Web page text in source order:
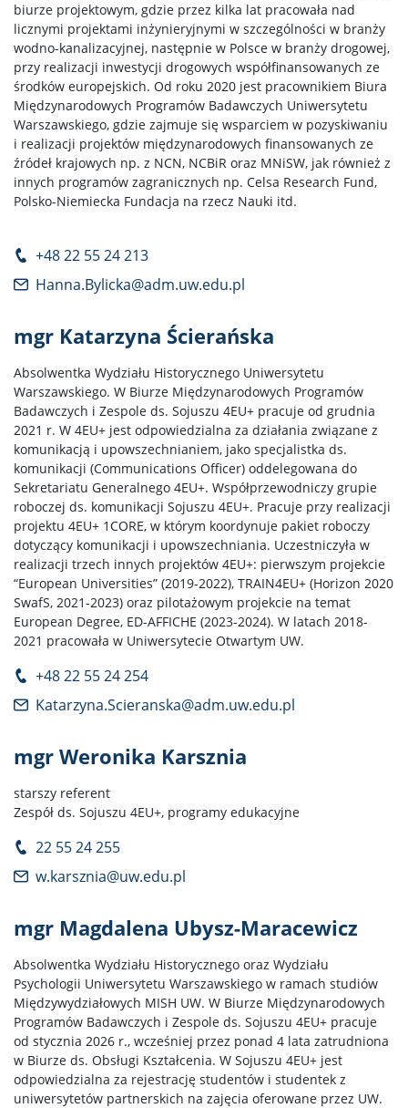
biurze projektowym, gdzie przez kilka lat pracowała nad
licznymi projektami inżynieryjnymi w szczególności w branży
wodno-kanalizacyjnej, następnie w Polsce w branży drogowej,
przy realizacji inwestycji drogowych współfinansowanych ze
środków europejskich. Od roku 2020 jest pracownikiem Biura
Międzynarodowych Programów Badawczych Uniwersytetu
Warszawskiego, gdzie zajmuje się wsparciem w pozyskiwaniu
i realizacji projektów międzynarodowych finansowanych ze
źródeł krajowych np. z NCN, NCBiR oraz MNiSW, jak również z
innych programów zagranicznych np. Celsa Research Fund,
Polsko-Niemiecka Fundacja na rzecz Nauki itd.
+48 22 55 24 213
Hanna.Bylicka@adm.uw.edu.pl
mgr Katarzyna Ścierańska
Absolwentka Wydziału Historycznego Uniwersytetu
Warszawskiego. W Biurze Międzynarodowych Programów
Badawczych i Zespole ds. Sojuszu 4EU+ pracuje od grudnia
2021 r. W 4EU+ jest odpowiedzialna za działania związane z
komunikacją i upowszechnianiem, jako specjalistka ds.
komunikacji (Communications Officer) oddelegowana do
Sekretariatu Generalnego 4EU+. Współprzewodniczy grupie
roboczej ds. komunikacji Sojuszu 4EU+. Pracuje przy realizacji
projektu 4EU+ 1CORE, w którym koordynuje pakiet roboczy
dotyczący komunikacji i upowszechniania. Uczestniczyła w
realizacji trzech innych projektów 4EU+: pierwszym projekcie
“European Universities” (2019-2022), TRAIN4EU+ (Horizon 2020
SwafS, 2021-2023) oraz pilotażowym projekcie na temat
European Degree, ED-AFFICHE (2023-2024). W latach 2018-
2021 pracowała w Uniwersytecie Otwartym UW.
+48 22 55 24 254
Katarzyna.Scieranska@adm.uw.edu.pl
mgr Weronika Karsznia
starszy referent
Zespół ds. Sojuszu 4EU+, programy edukacyjne
22 55 24 255
w.karsznia@uw.edu.pl
mgr Magdalena Ubysz-Maracewicz
Absolwentka Wydziału Historycznego oraz Wydziału
Psychologii Uniwersytetu Warszawskiego w ramach studiów
Międzywydziałowych MISH UW. W Biurze Międzynarodowych
Programów Badawczych i Zespole ds. Sojuszu 4EU+ pracuje
od stycznia 2026 r., wcześniej przez ponad 4 lata zatrudniona
w Biurze ds. Obsługi Kształcenia. W Sojuszu 4EU+ jest
odpowiedzialna za rejestrację studentów i studentek z
uniwersytetów partnerskich na zajęcia oferowane przez UW.